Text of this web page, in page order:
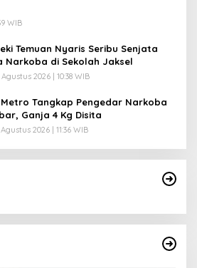
WIB
Temuan Nyaris Seribu Senjata
Narkoba di Sekolah Jaksel
2026 | 10:38 WIB
Tangkap Pengedar Narkoba
Ganja 4 Kg Disita
2026 | 11:36 WIB